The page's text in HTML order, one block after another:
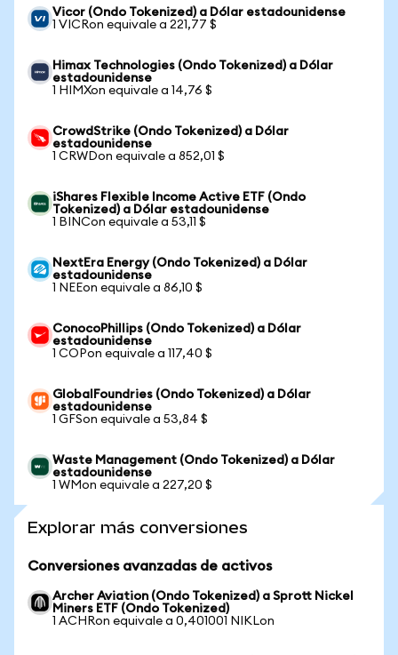
Vicor (Ondo Tokenized) a Dólar estadounidense
1 VICRon equivale a 221,77 $
Himax Technologies (Ondo Tokenized) a Dólar
estadounidense
1 HIMXon equivale a 14,76 $
CrowdStrike (Ondo Tokenized) a Dólar
estadounidense
1 CRWDon equivale a 852,01 $
iShares Flexible Income Active ETF (Ondo
Tokenized) a Dólar estadounidense
1 BINCon equivale a 53,11 $
NextEra Energy (Ondo Tokenized) a Dólar
estadounidense
1 NEEon equivale a 86,10 $
ConocoPhillips (Ondo Tokenized) a Dólar
estadounidense
1 COPon equivale a 117,40 $
GlobalFoundries (Ondo Tokenized) a Dólar
estadounidense
1 GFSon equivale a 53,84 $
Waste Management (Ondo Tokenized) a Dólar
estadounidense
1 WMon equivale a 227,20 $
Explorar más conversiones
Conversiones avanzadas de activos
Archer Aviation (Ondo Tokenized) a Sprott Nickel
Miners ETF (Ondo Tokenized)
1 ACHRon equivale a 0,401001 NIKLon